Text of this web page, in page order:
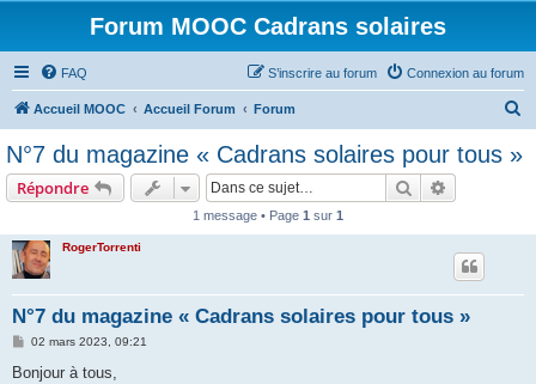
Forum MOOC Cadrans solaires
FAQ Connexion au forum
S’inscrire au forum
Accueil MOOC Accueil Forum Forum
N°7 du magazine « Cadrans solaires pour tous »
Répondre Rechercher
1 message • Page 1 sur 1
RogerTorrenti
N°7 du magazine « Cadrans solaires pour tous »
M
s
02 mars 2023, 09:21
Bonjour à tous,